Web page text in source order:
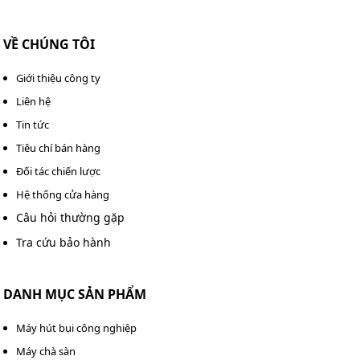
VỀ CHÚNG TÔI
Giới thiệu công ty
Liên hệ
Tin tức
Tiêu chí bán hàng
Đối tác chiến lược
Hệ thống cửa hàng
Câu hỏi thường gặp
Tra cứu bảo hành
DANH MỤC SẢN PHẨM
Máy hút bụi công nghiệp
Máy chà sàn